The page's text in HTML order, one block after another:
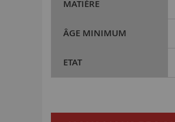
MATIÈRE
ÂGE MINIMUM
ETAT